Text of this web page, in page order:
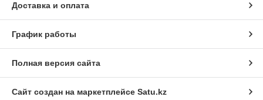
Доставка и оплата
График работы
Полная версия сайта
Сайт создан на маркетплейсе Satu.kz